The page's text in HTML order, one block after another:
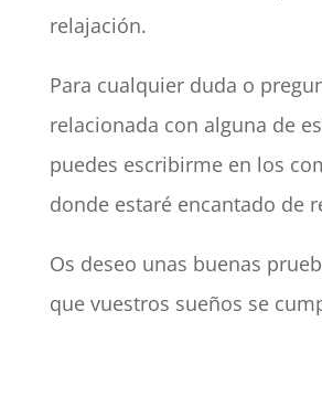
relajación.
Para cualquier duda o
relacionada con alguna de
puedes escribirme en los
donde estaré encantado de
Os deseo unas buenas
que vuestros sueños se